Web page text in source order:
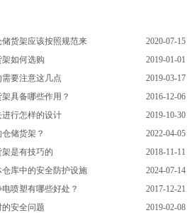
2020-07-15
货架应该按照规范来
2019-01-01
如何选购
2019-03-17
要注意这几点
2016-12-06
具备哪些作用？
2019-10-30
行怎样的设计
2022-04-05
储货架？
2018-11-11
是有技巧的
2024-07-14
库中的安全防护设施
2017-12-21
喷塑有哪些好处？
2019-02-08
安全问题